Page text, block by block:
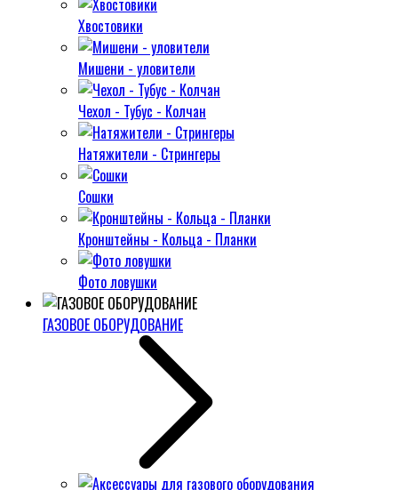
Хвостовики
Мишени - уловители
Чехол - Тубус - Колчан
Натяжители - Стрингеры
Сошки
Кронштейны - Кольца - Планки
Фото ловушки
ГАЗОВОЕ ОБОРУДОВАНИЕ